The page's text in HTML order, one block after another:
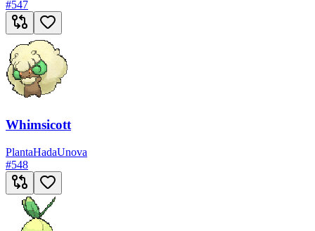
#547
Whimsicott
PlantaHadaUnova
#548